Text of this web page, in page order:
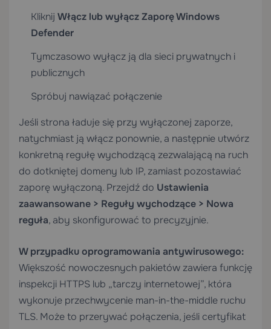
Kliknij Włącz lub wyłącz Zaporę Windows
Defender
Tymczasowo wyłącz ją dla sieci prywatnych i
publicznych
Spróbuj nawiązać połączenie
Jeśli strona ładuje się przy wyłączonej zaporze,
natychmiast ją włącz ponownie, a następnie utwórz
konkretną regułę wychodzącą zezwalającą na ruch
do dotkniętej domeny lub IP, zamiast pozostawiać
zaporę wyłączoną. Przejdź do Ustawienia
zaawansowane > Reguły wychodzące > Nowa
reguła, aby skonfigurować to precyzyjnie.
W przypadku oprogramowania antywirusowego:
Większość nowoczesnych pakietów zawiera funkcję
inspekcji HTTPS lub „tarczy internetowej”, która
wykonuje przechwycenie man-in-the-middle ruchu
TLS. Może to przerywać połączenia, jeśli certyfikat